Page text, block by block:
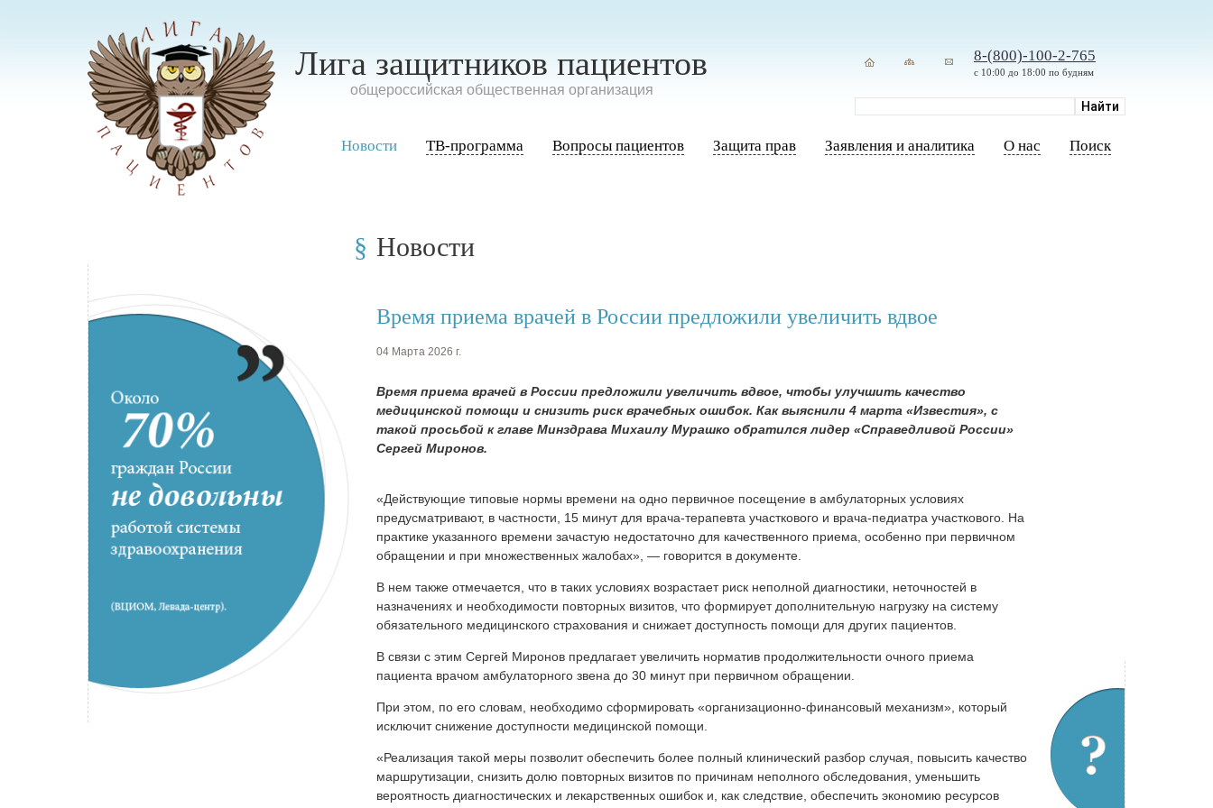
Лига защитников пациентов
oбщероссийская общественная организация
8-(800)-100-2-765
с 10:00 до 18:00 по будням
Новости ТВ-программа Вопросы пациентов Защита прав Заявления и аналитика О нас Поиск
Новости
Время приема врачей в России предложили увеличить вдвое
04 Марта 2026 г.
Время приема врачей в России предложили увеличить вдвое, чтобы улучшить качество
медицинской помощи и снизить риск врачебных ошибок. Как выяснили 4 марта «Известия», с
такой просьбой к главе Минздрава Михаилу Мурашко обратился лидер «Справедливой России»
Сергей Миронов.
«Действующие типовые нормы времени на одно первичное посещение в амбулаторных условиях
предусматривают, в частности, 15 минут для врача-терапевта участкового и врача-педиатра участкового. На
практике указанного времени зачастую недостаточно для качественного приема, особенно при первичном
обращении и при множественных жалобах», — говорится в документе.
В нем также отмечается, что в таких условиях возрастает риск неполной диагностики, неточностей в
назначениях и необходимости повторных визитов, что формирует дополнительную нагрузку на систему
обязательного медицинского страхования и снижает доступность помощи для других пациентов.
В связи с этим Сергей Миронов предлагает увеличить норматив продолжительности очного приема
пациента врачом амбулаторного звена до 30 минут при первичном обращении.
При этом, по его словам, необходимо сформировать «организационно-финансовый механизм», который
исключит снижение доступности медицинской помощи.
«Реализация такой меры позволит обеспечить более полный клинический разбор случая, повысить качество
маршрутизации, снизить долю повторных визитов по причинам неполного обследования, уменьшить
вероятность диагностических и лекарственных ошибок и, как следствие, обеспечить экономию ресурсов